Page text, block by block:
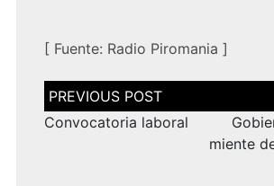
[ Fuente: Radio Piromania ]
Navegación
de
entradas
Convocatoria laboral
miente